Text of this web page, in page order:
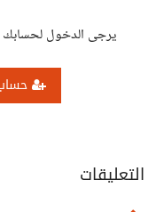
يرجى الدخول
التعليقات